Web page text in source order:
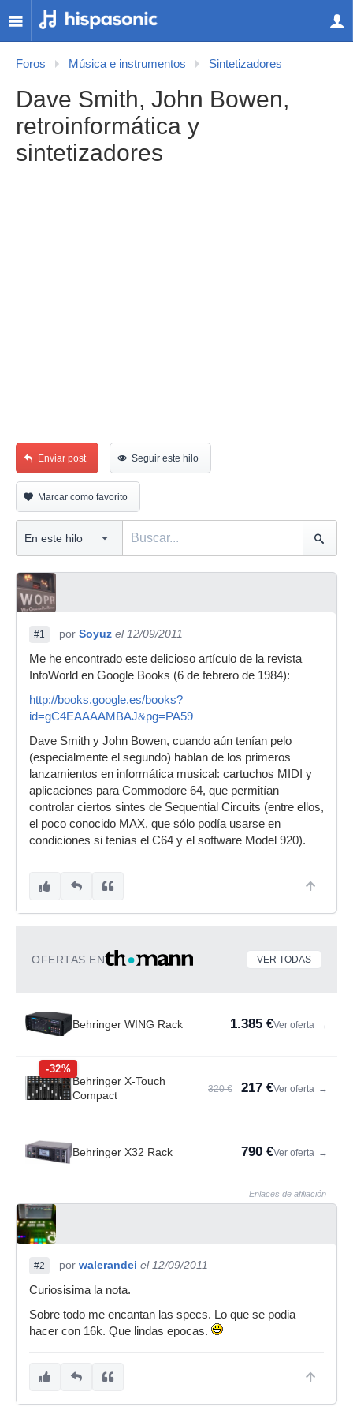
Foros Música e instrumentos Sintetizadores
Dave Smith, John Bowen,
retroinformática y
sintetizadores
Enviar post Seguir este hilo
Marcar como favorito
#1 por Soyuz el 12/09/2011
Me he encontrado este delicioso artículo de la revista
InfoWorld en Google Books (6 de febrero de 1984):
http://books.google.es/books?
id=gC4EAAAAMBAJ&pg=PA59
Dave Smith y John Bowen, cuando aún tenían pelo
(especialmente el segundo) hablan de los primeros
lanzamientos en informática musical: cartuchos MIDI y
aplicaciones para Commodore 64, que permitían
controlar ciertos sintes de Sequential Circuits (entre ellos,
el poco conocido MAX, que sólo podía usarse en
condiciones si tenías el C64 y el software Model 920).
OFERTAS EN VER TODAS
Behringer WING Rack 1.385 €Ver oferta →
-32%
Behringer X-Touch
Compact
320 € 217 €Ver oferta →
Behringer X32 Rack 790 €Ver oferta →
Enlaces de afiliación
#2 por walerandei el 12/09/2011
Curiosisima la nota.
Sobre todo me encantan las specs. Lo que se podia
hacer con 16k. Que lindas epocas.